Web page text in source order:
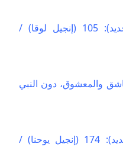
(6) الكتاب المقدّس (العهد الجديد): 105 (إنجيل لوقا) /
والمعشوق، دون النبي
(8) الكتاب المقدّس (العهد الجديد): 174 (إنجيل يوحنا) /